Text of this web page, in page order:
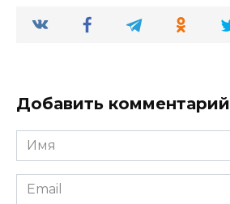
Добавить комментарий
Имя
Email